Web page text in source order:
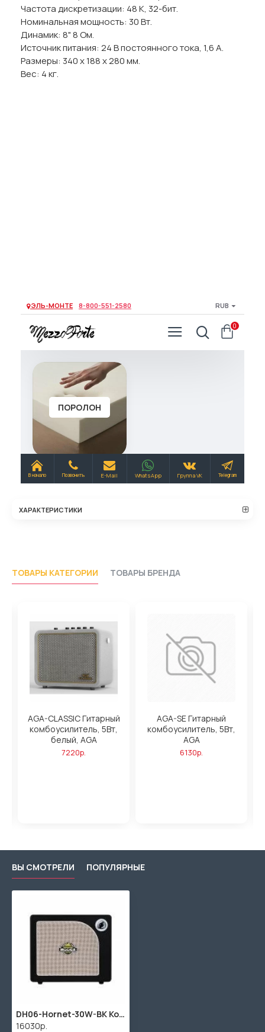
Частота дискретизации: 48 K, 32-бит.
Номинальная мощность: 30 Вт.
Динамик: 8" 8 Ом.
Источник питания: 24 В постоянного тока, 1,6 А.
Размеры: 340 х 188 х 280 мм.
Вес: 4 кг.
ХАРАКТЕРИСТИКИ
ТОВАРЫ КАТЕГОРИИ ТОВАРЫ БРЕНДА
AGA-CLASSIC Гитарный
комбоусилитель, 5Вт,
белый, AGA
7220р.
AGA-SE Гитарный
комбоусилитель, 5Вт,
AGA
6130р.
ВЫ СМОТРЕЛИ ПОПУЛЯРНЫЕ
DH06-Hornet-30W-BK Комбоусилитель, 30Вт, Mooer
16030р.